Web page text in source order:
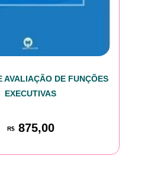
AVALIAÇÃO DE FUNÇÕES
EXECUTIVAS
R$875,00